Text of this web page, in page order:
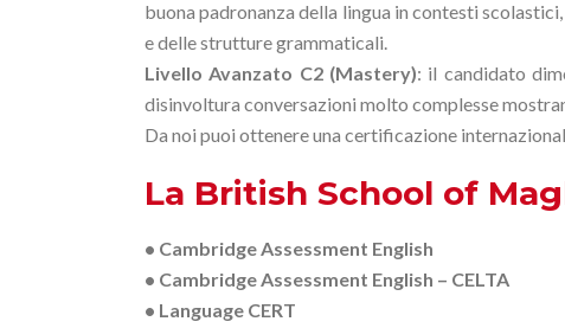
buona padronanza della lingua in contesti
e delle strutture grammaticali.
Livello Avanzato C2 (Mastery): il candidato
disinvoltura conversazioni molto complesse
Da noi puoi ottenere una certificazione
La British School of
• Cambridge Assessment English
• Cambridge Assessment English – CELTA
• Language CERT